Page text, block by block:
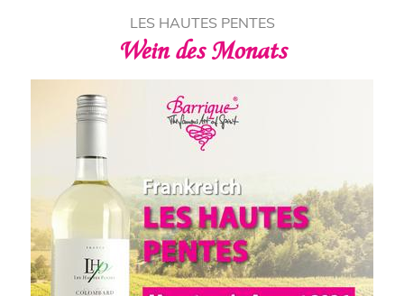
LES HAUTES PENTES
Wein des Monats